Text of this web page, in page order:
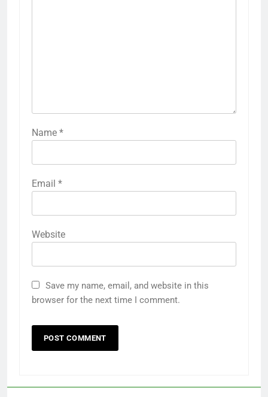
Name *
Email *
Website
Save my name, email, and website in this
browser for the next time I comment.